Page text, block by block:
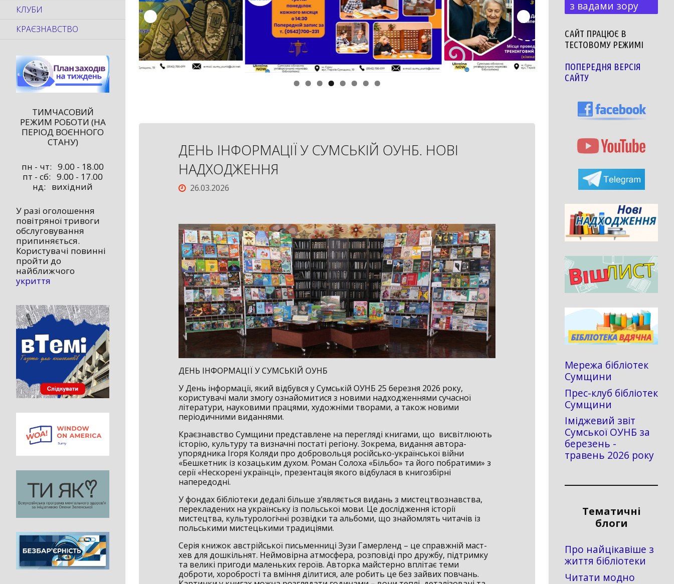
ДЕНЬ ІНФОРМАЦІЇ У СУМСЬКІЙ ОУНБ. НОВІ
НАДХОДЖЕННЯ
26.03.2026
ДЕНЬ ІНФОРМАЦІЇ У СУМСЬКІЙ ОУНБ
У День інформації, який відбувся у Сумській ОУНБ 25 березня 2026 року,
користувачі мали змогу ознайомитися з новими надходженнями сучасної
літератури, науковими працями, художніми творами, а також новими
періодичними виданнями.
Краєзнавство Сумщини представлене на перегляді книгами, що висвітлюють
історію, культуру та визначні постаті регіону. Зокрема, видання автора-
упорядника Ігоря Коляди про добровольця російсько-української війни
«Бешкетник із козацьким духом. Роман Солоха «Більбо» та його побратими» з
серії «Нескорені українці», презентація якого відбулася в книгозбірні
напередодні.
У фондах бібліотеки дедалі більше з’являється видань з мистецтвознавства,
перекладених на українську із польської мови. Це дослідження історії
мистецтва, культурологічні розвідки та альбоми, що знайомлять читачів із
польськими мистецькими традиціями.
Серія книжок австрійської письменниці Зузи Гамерленд – це справжній маст-
хев для дошкільнят. Неймовірна атмосфера, розповіді про дружбу, підтримку
та великі пригоди маленьких героїв. Авторка майстерно вплітає теми
доброти, хоробрості та вміння ділитися, але робить це без зайвих повчань. ​
КЛУБИ
КРАЄЗНАВСТВО
ТИМЧАСОВИЙ
РЕЖИМ РОБОТИ (НА
ПЕРІОД ВОЄННОГО
СТАНУ)
пн - чт: 9.00 - 18.00
пт - сб: 9.00 - 17.00
нд: вихідний
У разі оголошення
повітряної тривоги
обслуговування
припиняється.
Користувачі повинні
пройти до
найближчого
укриття
з вадами зору
САЙТ ПРАЦЮЄ В
ТЕСТОВОМУ РЕЖИМІ
ПОПЕРЕДНЯ ВЕРСІЯ
САЙТУ
Мережа бібліотек
Сумщини
Прес-клуб бібліотек
Сумщини
Іміджевий звіт
Сумської ОУНБ за
березень -
травень 2026 року
Тематичні
блоги
Про найцікавіше з
життя бібліотеки
Читати модно